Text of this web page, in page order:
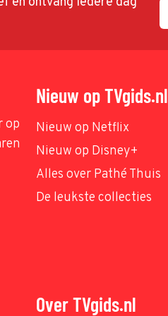
op
Nieuw op TVgids.nl
Nieuw op Netflix
Nieuw op Disney+
Alles over Pathé Thuis
De leukste collecties
Over TVgids.nl